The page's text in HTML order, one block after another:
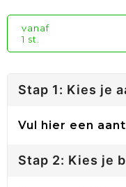
vanaf
1 st.
Stap 1: Kies je
Vul hier een
Stap 2: Kies je